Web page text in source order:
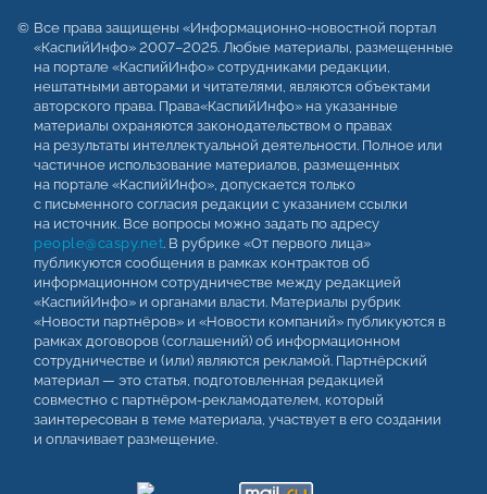
Все права защищены «Информационно-новостной портал
«КаспийИнфо» 2007–2025. Любые материалы, размещенные
на портале «КаспийИнфо» сотрудниками редакции,
нештатными авторами и читателями, являются объектами
авторского права. Права«КаспийИнфо» на указанные
материалы охраняются законодательством о правах
на результаты интеллектуальной деятельности. Полное или
частичное использование материалов, размещенных
на портале «КаспийИнфо», допускается только
с письменного согласия редакции с указанием ссылки
на источник. Все вопросы можно задать по адресу
people@caspy.net. В рубрике «От первого лица»
публикуются сообщения в рамках контрактов об
информационном сотрудничестве между редакцией
«КаспийИнфо» и органами власти. Материалы рубрик
«Новости партнёров» и «Новости компаний» публикуются в
рамках договоров (соглашений) об информационном
сотрудничестве и (или) являются рекламой. Партнёрский
материал — это статья, подготовленная редакцией
совместно с партнёром-рекламодателем, который
заинтересован в теме материала, участвует в его создании
и оплачивает размещение.